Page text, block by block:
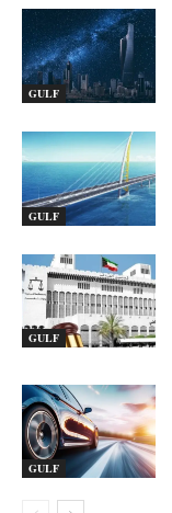
GULF
GULF
GULF
GULF